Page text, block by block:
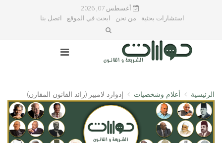
أغسطس 07, 2026
استشارات بحثية
من نحن ابحث في الموقع اتصل بنا
الرئيسية أعلام وشخصيات إدوارد لامبير (رائد القانون المقارن)